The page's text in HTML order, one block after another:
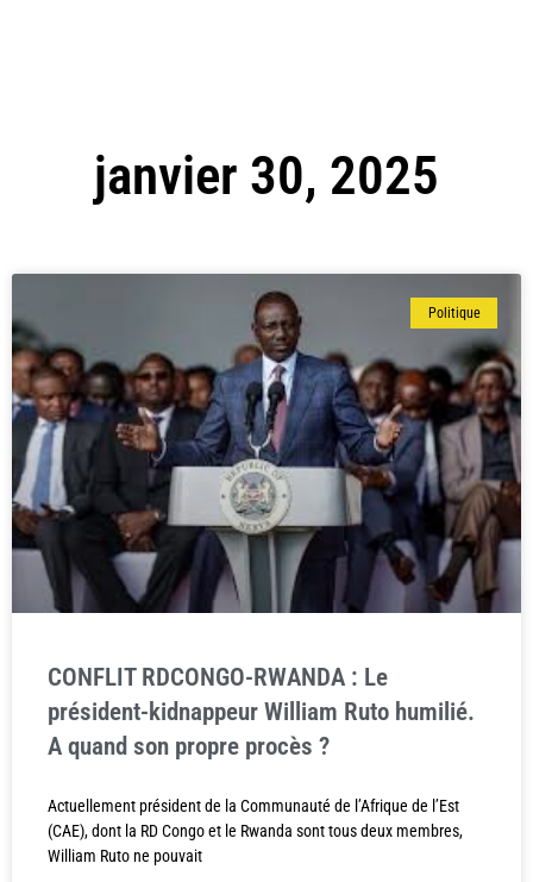
janvier 30, 2025
Politique
CONFLIT RDCONGO-RWANDA : Le
président-kidnappeur William Ruto humilié.
A quand son propre procès ?
Actuellement président de la Communauté de l’Afrique de l’Est
(CAE), dont la RD Congo et le Rwanda sont tous deux membres,
William Ruto ne pouvait